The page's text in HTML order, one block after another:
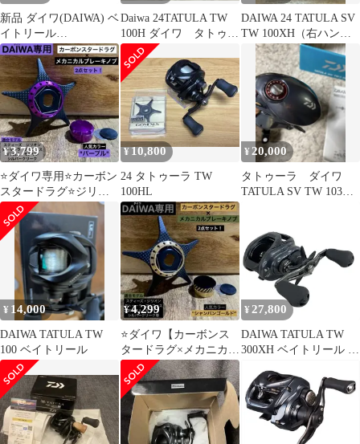
新品 ダイワ(DAIWA) ベ
イトリール
25TATULA(タトゥーラ)
SV TW 100XHL
Daiwa 24TATULA TW
100H ダイワ タトゥー
ラ
DAIWA 24 TATULA SV
TW 100XH（右ハンド
ル ）
¥3,799
⭐️ダイワ専用⭐️カーボン
スタードラグ⭐️ジリオ
ン⭐️スティーズ⭐️アルフ
ァス⭐️2点セット
¥10,800
24 タトゥーラ TW
100HL
¥ 20,000
タトゥーラ ダイワ
TATULA SV TW 103H
¥ 14,000
DAIWA TATULA TW
100 ベイトリール
¥4,299
⭐️ダイワ【カーボンス
タードラグ×メカニカル
ブレーキノブ】セット
⭐️ゴールド⭐️新品⭐️
¥ 27,800
DAIWA TATULA TW
300XH ベイトリール 釣